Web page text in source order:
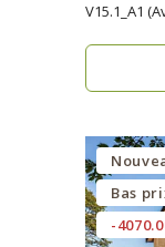
V15.1_A1
Bas
-